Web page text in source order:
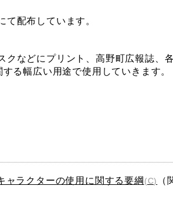
配布しています。
などにプリント、高野町広報誌、
る幅広い用途で使用していきます。
ャラクターの使用に関する要綱 (C)
（